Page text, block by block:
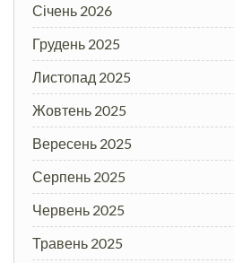
Січень 2026
Грудень 2025
Листопад 2025
Жовтень 2025
Вересень 2025
Серпень 2025
Червень 2025
Травень 2025